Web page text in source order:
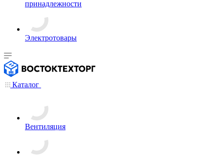
принадлежности
Электротовары
Каталог
Вентиляция